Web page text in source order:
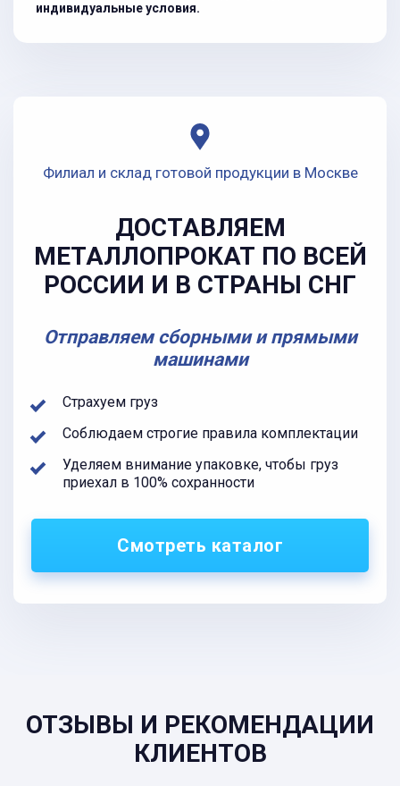
индивидуальные условия.
Филиал и склад готовой продукции в Москве
ДОСТАВЛЯЕМ
МЕТАЛЛОПРОКАТ ПО ВСЕЙ
РОССИИ И В СТРАНЫ СНГ
Отправляем сборными и прямыми
машинами
Страхуем груз
Соблюдаем строгие правила комплектации
Уделяем внимание упаковке, чтобы груз
приехал в 100% сохранности
Смотреть каталог
ОТЗЫВЫ И РЕКОМЕНДАЦИИ
КЛИЕНТОВ